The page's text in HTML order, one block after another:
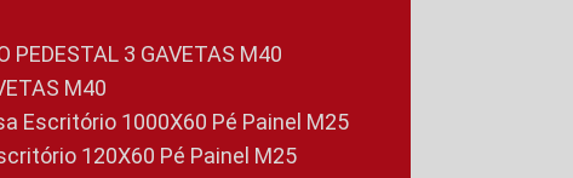
PEDESTAL 3 GAVETAS M40
M40
Escritório 1000X60 Pé Painel M25
120X60 Pé Painel M25